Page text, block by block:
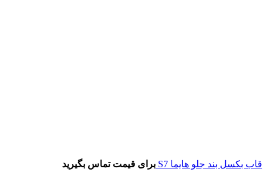
قاب بکسل بند جلو هایما S7 برای قیمت تماس بگیرید